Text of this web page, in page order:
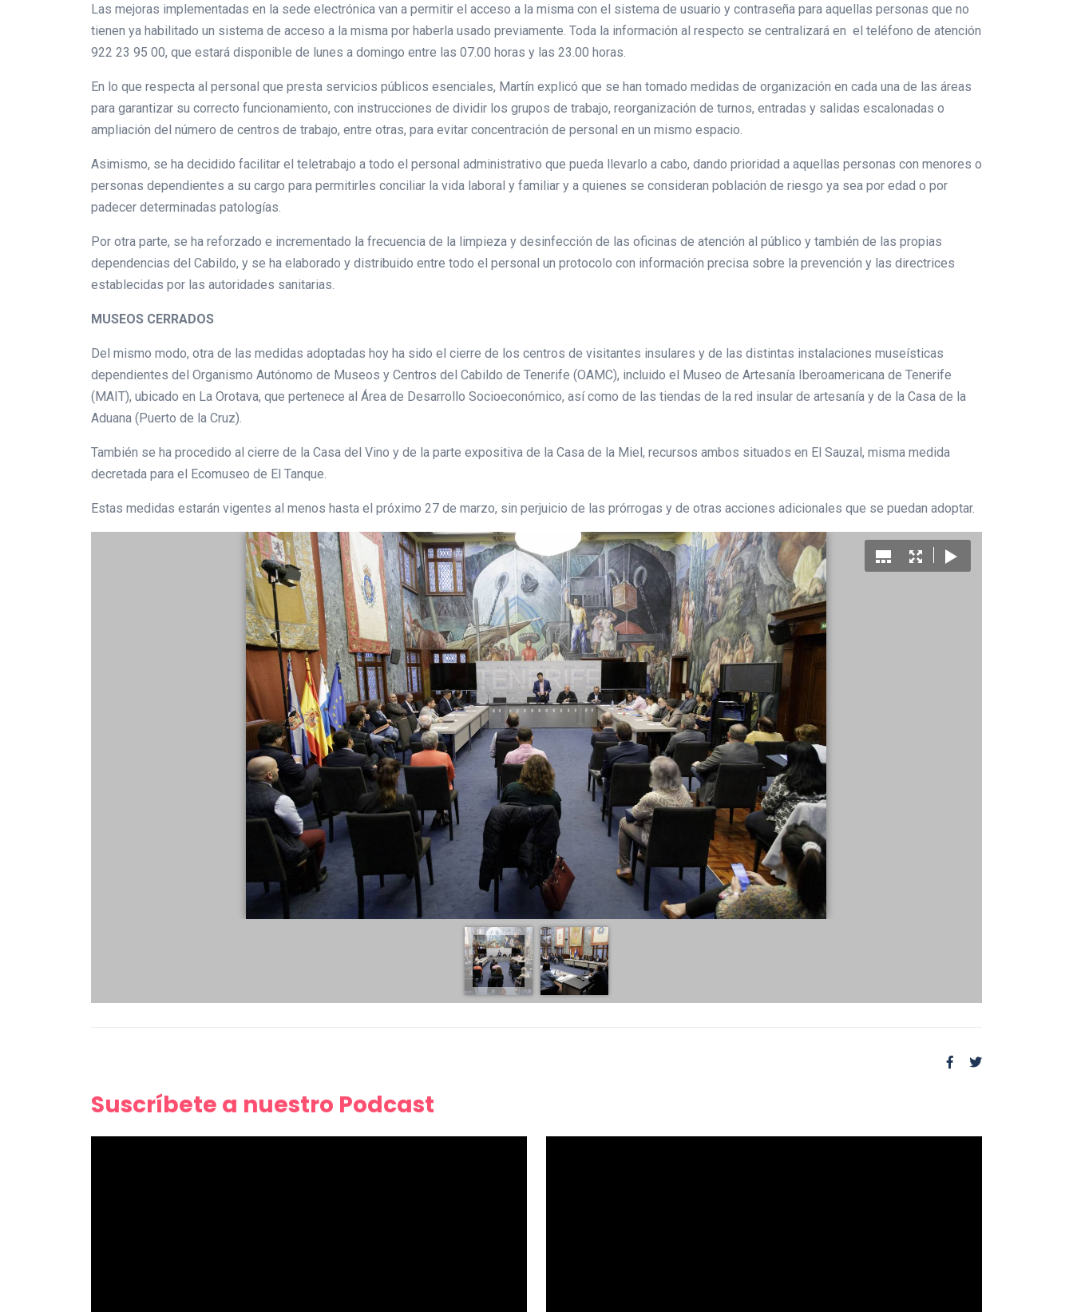
Las mejoras implementadas en la sede electrónica van a permitir el acceso a la misma con el sistema de usuario y contraseña para aquellas personas que no
tienen ya habilitado un sistema de acceso a la misma por haberla usado previamente. Toda la información al respecto se centralizará en el teléfono de atención
922 23 95 00, que estará disponible de lunes a domingo entre las 07.00 horas y las 23.00 horas.
En lo que respecta al personal que presta servicios públicos esenciales, Martín explicó que se han tomado medidas de organización en cada una de las áreas
para garantizar su correcto funcionamiento, con instrucciones de dividir los grupos de trabajo, reorganización de turnos, entradas y salidas escalonadas o
ampliación del número de centros de trabajo, entre otras, para evitar concentración de personal en un mismo espacio.
Asimismo, se ha decidido facilitar el teletrabajo a todo el personal administrativo que pueda llevarlo a cabo, dando prioridad a aquellas personas con menores o
personas dependientes a su cargo para permitirles conciliar la vida laboral y familiar y a quienes se consideran población de riesgo ya sea por edad o por
padecer determinadas patologías.
Por otra parte, se ha reforzado e incrementado la frecuencia de la limpieza y desinfección de las oficinas de atención al público y también de las propias
dependencias del Cabildo, y se ha elaborado y distribuido entre todo el personal un protocolo con información precisa sobre la prevención y las directrices
establecidas por las autoridades sanitarias.
MUSEOS CERRADOS
Del mismo modo, otra de las medidas adoptadas hoy ha sido el cierre de los centros de visitantes insulares y de las distintas instalaciones museísticas
dependientes del Organismo Autónomo de Museos y Centros del Cabildo de Tenerife (OAMC), incluido el Museo de Artesanía Iberoamericana de Tenerife
(MAIT), ubicado en La Orotava, que pertenece al Área de Desarrollo Socioeconómico, así como de las tiendas de la red insular de artesanía y de la Casa de la
Aduana (Puerto de la Cruz).
También se ha procedido al cierre de la Casa del Vino y de la parte expositiva de la Casa de la Miel, recursos ambos situados en El Sauzal, misma medida
decretada para el Ecomuseo de El Tanque.
Estas medidas estarán vigentes al menos hasta el próximo 27 de marzo, sin perjuicio de las prórrogas y de otras acciones adicionales que se puedan adoptar.
Suscríbete a nuestro Podcast